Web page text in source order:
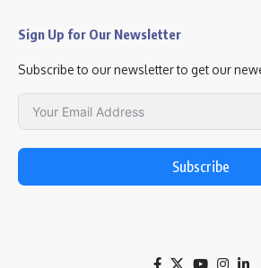
Sign Up for Our Newsletter
Subscribe to our newsletter to get our
Subscribe